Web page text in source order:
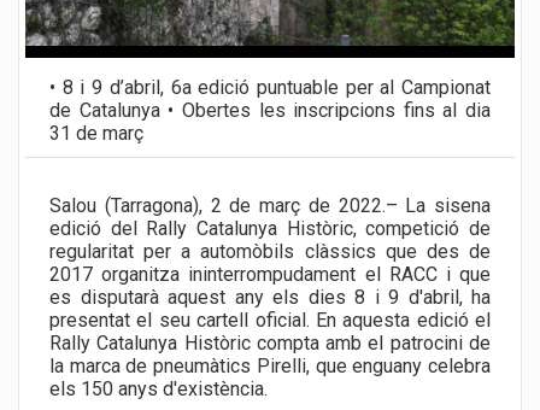
• 8 i 9 d’abril, 6a edició puntuable per al Campionat
de Catalunya • Obertes les inscripcions fins al dia
31 de març
Salou (Tarragona), 2 de març de 2022.– La sisena
edició del Rally Catalunya Històric, competició de
regularitat per a automòbils clàssics que des de
2017 organitza ininterrompudament el RACC i que
es disputarà aquest any els dies 8 i 9 d'abril, ha
presentat el seu cartell oficial. En aquesta edició el
Rally Catalunya Històric compta amb el patrocini de
la marca de pneumàtics Pirelli, que enguany celebra
els 150 anys d'existència.